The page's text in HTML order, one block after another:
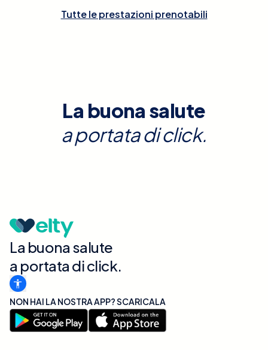
Tutte le prestazioni prenotabili
La buona salute
a portata di click.
La buona salute
a portata di click.
NON HAI LA NOSTRA APP? SCARICALA